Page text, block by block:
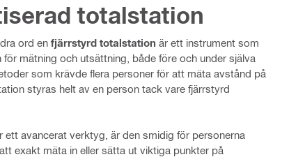
totalstation
ord en fjärrstyrd totalstation är ett instrument som
mätning och utsättning, både före och under själva
som krävde flera personer för att mäta avstånd på
styras helt av en person tack vare fjärrstyrd
avancerat verktyg, är den smidig för personerna
exakt mäta in eller sätta ut viktiga punkter på